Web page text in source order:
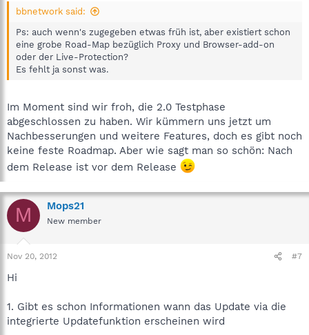
bbnetwork said:
Ps: auch wenn's zugegeben etwas früh ist, aber existiert schon
eine grobe Road-Map bezüglich Proxy und Browser-add-on
oder der Live-Protection?
Es fehlt ja sonst was.
Im Moment sind wir froh, die 2.0 Testphase
abgeschlossen zu haben. Wir kümmern uns jetzt um
Nachbesserungen und weitere Features, doch es gibt noch
keine feste Roadmap. Aber wie sagt man so schön: Nach
dem Release ist vor dem Release
M Mops21
New member
Nov 20, 2012 #7
Hi
1. Gibt es schon Informationen wann das Update via die
integrierte Updatefunktion erscheinen wird